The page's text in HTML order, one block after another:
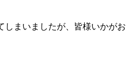
しまいましたが、皆様いかがお